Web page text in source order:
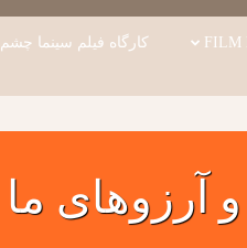
کارگاه فیلم سینما چشم WORKSHOPS/MASTERCLASSES
آرزوهای ما